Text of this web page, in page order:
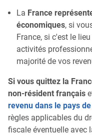
La France
économiques, si
France, si c'est le
activités
majorité de vos
Si vous quittez la
non-résident français
revenu dans le pays
règles applicables du
fiscale éventuelle avec